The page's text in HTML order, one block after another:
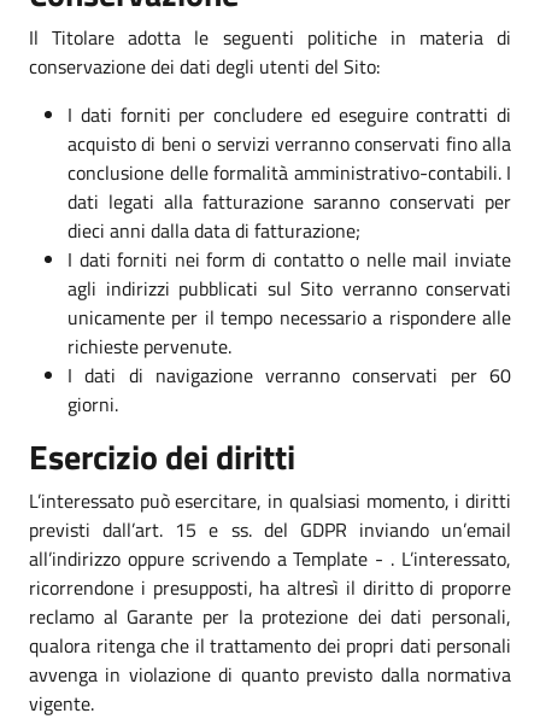
Il Titolare adotta le seguenti politiche in materia di
conservazione dei dati degli utenti del Sito:
I dati forniti per concludere ed eseguire contratti di
acquisto di beni o servizi verranno conservati fino alla
conclusione delle formalità amministrativo-contabili. I
dati legati alla fatturazione saranno conservati per
dieci anni dalla data di fatturazione;
I dati forniti nei form di contatto o nelle mail inviate
agli indirizzi pubblicati sul Sito verranno conservati
unicamente per il tempo necessario a rispondere alle
richieste pervenute.
I dati di navigazione verranno conservati per 60
giorni.
Esercizio dei diritti
L’interessato può esercitare, in qualsiasi momento, i diritti
previsti dall’art. 15 e ss. del GDPR inviando un’email
all’indirizzo oppure scrivendo a Template - . L’interessato,
ricorrendone i presupposti, ha altresì il diritto di proporre
reclamo al Garante per la protezione dei dati personali,
qualora ritenga che il trattamento dei propri dati personali
avvenga in violazione di quanto previsto dalla normativa
vigente.